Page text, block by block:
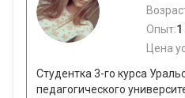
Опыт:1
Цена
Студентка 3-го курса
педагогического